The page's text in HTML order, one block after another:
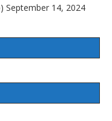
September 14, 2024